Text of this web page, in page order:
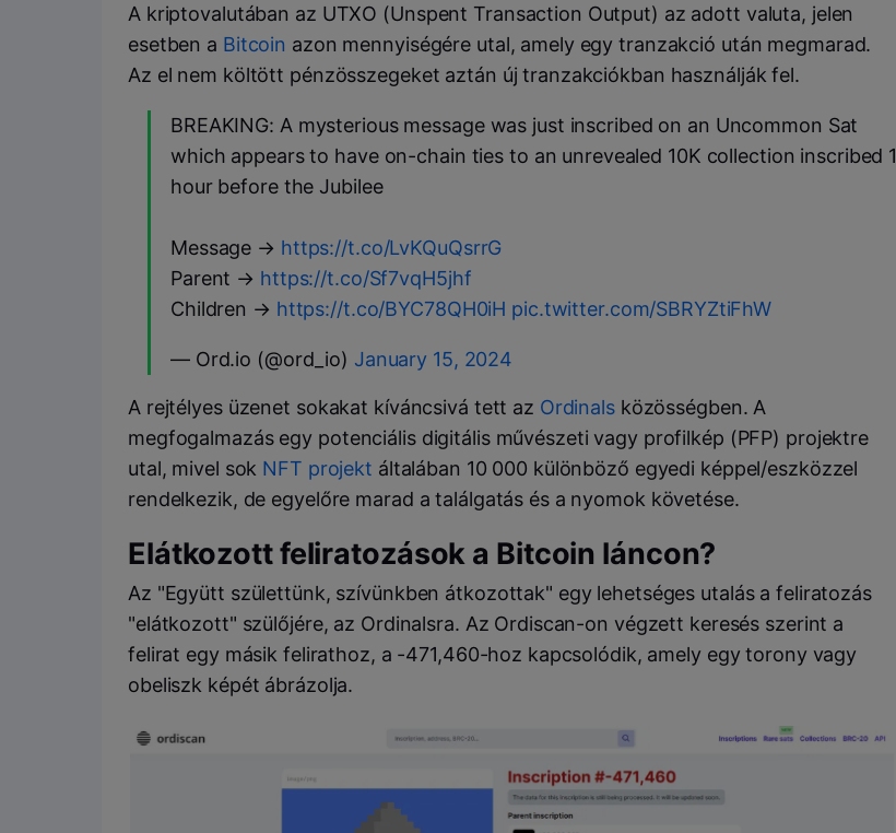
A kriptovalutában az UTXO (Unspent Transaction Output) az adott valuta, jelen
esetben a Bitcoin azon mennyiségére utal, amely egy tranzakció után megmarad.
Az el nem költött pénzösszegeket aztán új tranzakciókban használják fel.
BREAKING: A mysterious message was just inscribed on an Uncommon Sat
which appears to have on-chain ties to an unrevealed 10K collection inscribed 1
hour before the Jubilee
Message → https://t.co/LvKQuQsrrG
Parent → https://t.co/Sf7vqH5jhf
Children → https://t.co/BYC78QH0iH pic.twitter.com/SBRYZtiFhW
— Ord.io (@ord_io) January 15, 2024
A rejtélyes üzenet sokakat kíváncsivá tett az Ordinalsközösségben. A
megfogalmazás egy potenciális digitális művészeti vagy profilkép (PFP) projektre
utal, mivel sok NFT projekt általában 10 000 különböző egyedi képpel/eszközzel
rendelkezik, de egyelőre marad a találgatás és a nyomok követése.
Elátkozott feliratozások a Bitcoin láncon?
Az "Együtt születtünk, szívünkben átkozottak" egy lehetséges utalás a feliratozás
"elátkozott" szülőjére, az Ordinalsra. Az Ordiscan-on végzett keresés szerint a
felirat egy másik felirathoz, a -471,460-hoz kapcsolódik, amely egy torony vagy
obeliszk képét ábrázolja.